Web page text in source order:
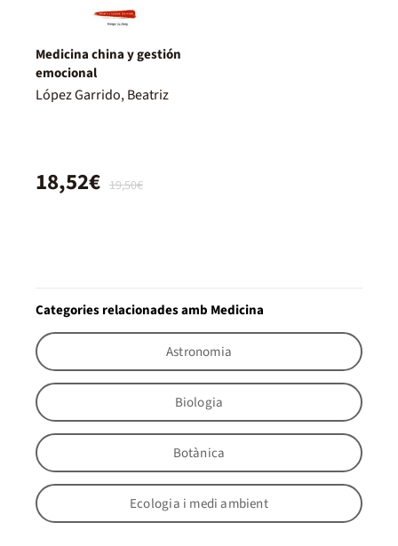
Medicina china y gestión
emocional
López Garrido, Beatriz
19,50€
18,52€
Categories relacionades amb Medicina
Astronomia
Biologia
Botànica
Ecologia i medi ambient